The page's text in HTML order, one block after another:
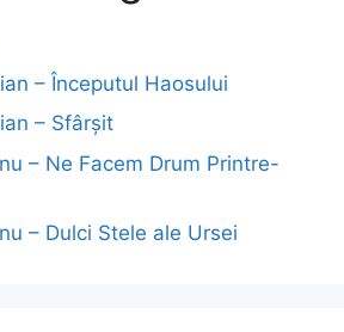
– Începutul Haosului
– Sfârșit
– Ne Facem Drum Printre-
– Dulci Stele ale Ursei